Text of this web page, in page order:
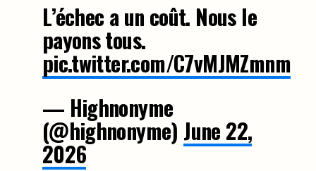
L’échec a un coût. Nous le
payons tous.
pic.twitter.com/C7vMJMZmnm
— Highnonyme
(@highnonyme) June 22,
2026